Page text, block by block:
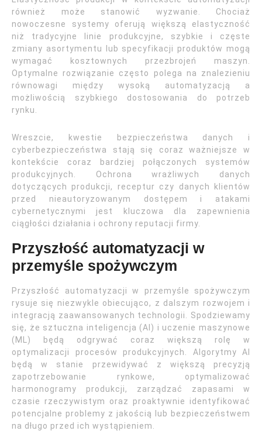
również może stanowić wyzwanie. Chociaż
nowoczesne systemy oferują większą elastyczność
niż tradycyjne linie produkcyjne, szybkie i częste
zmiany asortymentu lub specyfikacji produktów mogą
wymagać kosztownych przezbrojeń maszyn.
Optymalne rozwiązanie często polega na znalezieniu
równowagi między wysoką automatyzacją a
możliwością szybkiego dostosowania do potrzeb
rynku.
Wreszcie, kwestie bezpieczeństwa danych i
cyberbezpieczeństwa stają się coraz ważniejsze w
kontekście coraz bardziej połączonych systemów
produkcyjnych. Ochrona wrażliwych danych
dotyczących produkcji, receptur czy danych klientów
przed nieautoryzowanym dostępem i atakami
cybernetycznymi jest kluczowa dla zapewnienia
ciągłości działania i ochrony reputacji firmy.
Przyszłość automatyzacji w
przemyśle spożywczym
Przyszłość automatyzacji w przemyśle spożywczym
rysuje się niezwykle obiecująco, z dalszym rozwojem i
integracją zaawansowanych technologii. Spodziewamy
się, że sztuczna inteligencja (AI) i uczenie maszynowe
(ML) będą odgrywać coraz większą rolę w
optymalizacji procesów produkcyjnych. Algorytmy AI
będą w stanie przewidywać z większą precyzją
zapotrzebowanie rynkowe, optymalizować
harmonogramy produkcji, zarządzać zapasami w
czasie rzeczywistym oraz proaktywnie identyfikować
potencjalne problemy z jakością lub bezpieczeństwem
na długo przed ich wystąpieniem.